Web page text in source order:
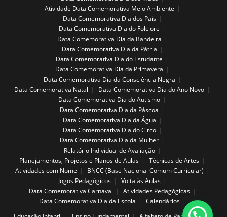
Atividade Data Comemorativa Meio Ambiente
Data Comemorativa Dia dos Pais
Data Comemorativa Dia do Folclore
Data Comemorativa Dia da Bandeira
Data Comemorativa Dia da Pátria
Data Comemorativa Dia do Estudante
Data Comemorativa Dia da Primavera
Data Comemorativa Dia da Consciência Negra
Data Comemorativa Natal
Data Comemorativa Dia do Ano Novo
Data Comemorativa Dia do Autismo
Data Comemorativa Dia da Páscoa
Data Comemorativa Dia da Água
Data Comemorativa Dia do Circo
Data Comemorativa Dia da Mulher
Relatório Individual de Avaliação
Planejamentos, Projetos e Planos de Aulas
Técnicas de Artes
Atividades com Nome
BNCC (Base Nacional Comum Curricular)
Jogos Pedagógicos
Volta às Aulas
Data Comemorativa Carnaval
Atividades Pedagógicas
Data Comemorativa Dia da Escola
Calendários